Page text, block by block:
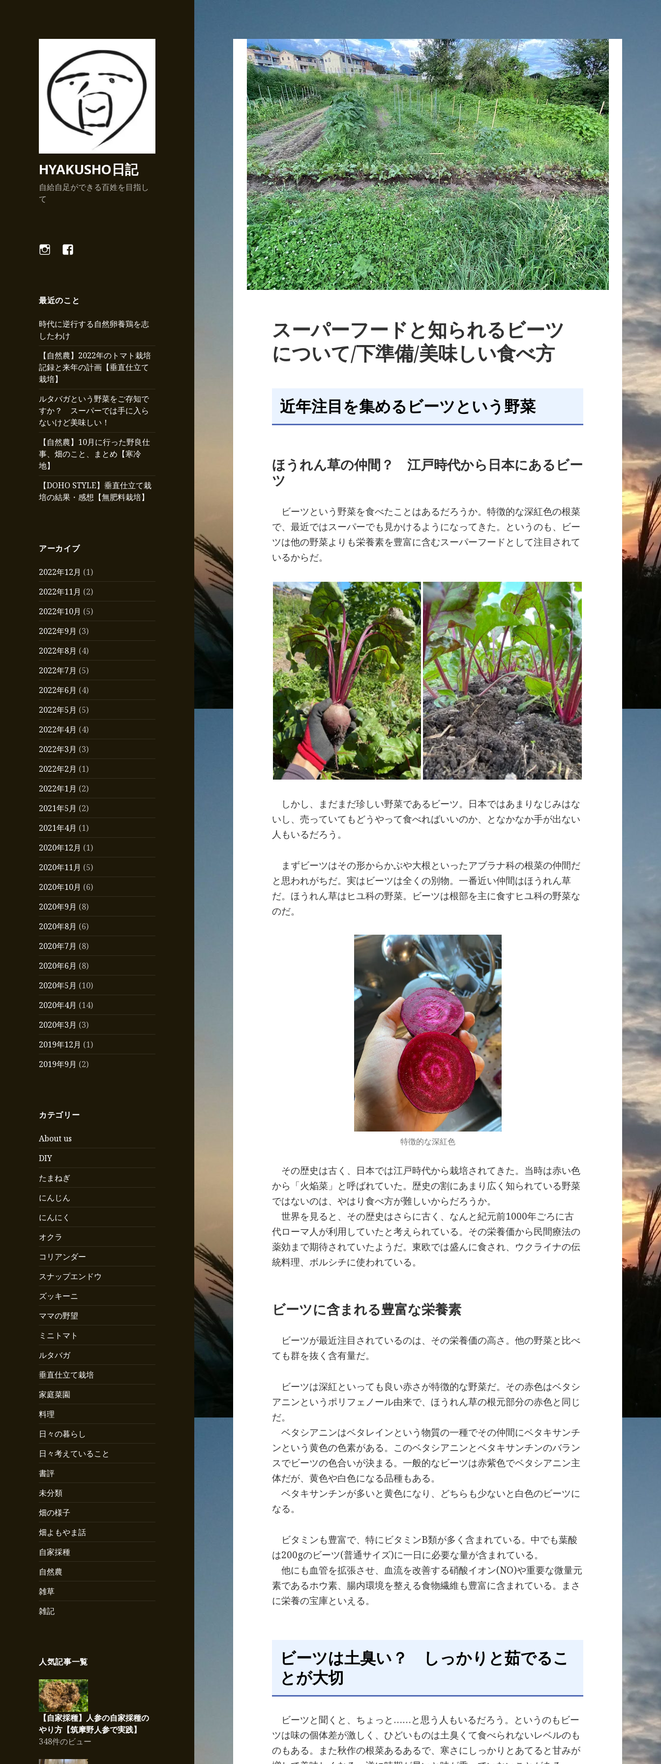
HYAKUSHO日記
自給自足ができる百姓を目指し
て
InstagramFacebook
最近のこと
時代に逆行する自然卵養鶏を志
したわけ
【自然農】2022年のトマト栽培
記録と来年の計画【垂直仕立て
栽培】
ルタバガという野菜をご存知で
すか？ スーパーでは手に入ら
ないけど美味しい！
【自然農】10月に行った野良仕
事、畑のこと、まとめ【寒冷
地】
【DOHO STYLE】垂直仕立て栽
培の結果・感想【無肥料栽培】
アーカイブ
2022年12月 (1)
2022年11月 (2)
2022年10月 (5)
2022年9月 (3)
2022年8月 (4)
2022年7月 (5)
2022年6月 (4)
2022年5月 (5)
2022年4月 (4)
2022年3月 (3)
2022年2月 (1)
2022年1月 (2)
2021年5月 (2)
2021年4月 (1)
2020年12月 (1)
2020年11月 (5)
2020年10月 (6)
2020年9月 (8)
2020年8月 (6)
2020年7月 (8)
2020年6月 (8)
2020年5月 (10)
2020年4月 (14)
2020年3月 (3)
2019年12月 (1)
2019年9月 (2)
カテゴリー
About us
DIY
たまねぎ
にんじん
にんにく
オクラ
コリアンダー
スナップエンドウ
ズッキーニ
ママの野望
ミニトマト
ルタバガ
垂直仕立て栽培
家庭菜園
料理
日々の暮らし
日々考えていること
書評
未分類
畑の様子
畑よもやま話
自家採種
自然農
雑草
雑記
人気記事一覧
【自家採種】人参の自家採種の
やり方【筑摩野人参で実践】
348件のビュー
スーパーフードと知られるビーツ
について/下準備/美味しい食べ方
近年注目を集めるビーツという野菜
ほうれん草の仲間？ 江戸時代から日本にあるビー
ツ
ビーツという野菜を食べたことはあるだろうか。特徴的な深紅色の根菜
で、最近ではスーパーでも見かけるようになってきた。というのも、ビー
ツは他の野菜よりも栄養素を豊富に含むスーパーフードとして注目されて
いるからだ。
しかし、まだまだ珍しい野菜であるビーツ。日本ではあまりなじみはな
いし、売っていてもどうやって食べればいいのか、となかなか手が出ない
人もいるだろう。
まずビーツはその形からかぶや大根といったアブラナ科の根菜の仲間だ
と思われがちだ。実はビーツは全くの別物。一番近い仲間はほうれん草
だ。ほうれん草はヒユ科の野菜。ビーツは根部を主に食すヒユ科の野菜な
のだ。
特徴的な深紅色
その歴史は古く、日本では江戸時代から栽培されてきた。当時は赤い色
から「火焔菜」と呼ばれていた。歴史の割にあまり広く知られている野菜
ではないのは、やはり食べ方が難しいからだろうか。
世界を見ると、その歴史はさらに古く、なんと紀元前1000年ごろに古
代ローマ人が利用していたと考えられている。その栄養価から民間療法の
薬効まで期待されていたようだ。東欧では盛んに食され、ウクライナの伝
統料理、ボルシチに使われている。
ビーツに含まれる豊富な栄養素
ビーツが最近注目されているのは、その栄養価の高さ。他の野菜と比べ
ても群を抜く含有量だ。
ビーツは深紅といっても良い赤さが特徴的な野菜だ。その赤色はベタシ
アニンというポリフェノール由来で、ほうれん草の根元部分の赤色と同じ
だ。
ベタシアニンはベタレインという物質の一種でその仲間にベタキサンチ
ンという黄色の色素がある。このベタシアニンとベタキサンチンのバラン
スでビーツの色合いが決まる。一般的なビーツは赤紫色でベタシアニン主
体だが、黄色や白色になる品種もある。
ベタキサンチンが多いと黄色になり、どちらも少ないと白色のビーツに
なる。
ビタミンも豊富で、特にビタミンB類が多く含まれている。中でも葉酸
は200gのビーツ(普通サイズ)に一日に必要な量が含まれている。
他にも血管を拡張させ、血流を改善する硝酸イオン(NO)や重要な微量元
素であるホウ素、腸内環境を整える食物繊維も豊富に含まれている。まさ
に栄養の宝庫といえる。
ビーツは土臭い？ しっかりと茹でるこ
とが大切
ビーツと聞くと、ちょっと……と思う人もいるだろう。というのもビー
ツは味の個体差が激しく、ひどいものは土臭くて食べられないレベルのも
のもある。また秋作の根菜あるあるで、寒さにしっかりとあてると甘みが